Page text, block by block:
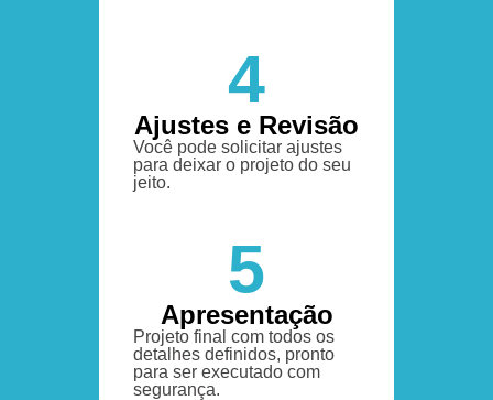
4
Ajustes e Revisão
Você pode solicitar ajustes
para deixar o projeto do seu
jeito.
5
Apresentação
Projeto final com todos os
detalhes definidos, pronto
para ser executado com
segurança.